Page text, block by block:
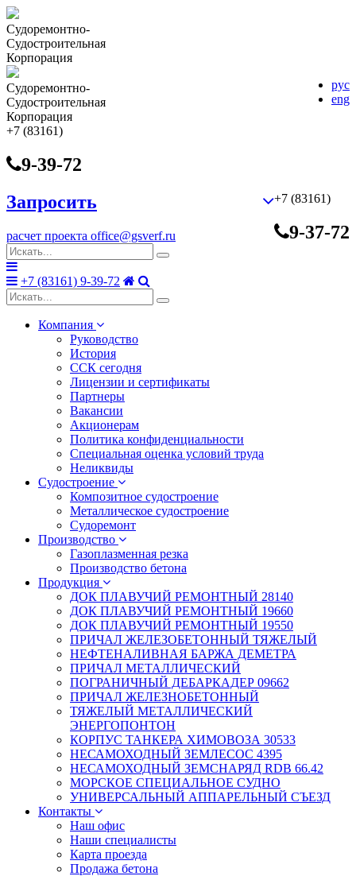
Судоремонтно-
Cудостроительная
Корпорация
рус
eng
Судоремонтно-
Cудостроительная
Корпорация
+7 (83161)
9-39-72
+7 (83161)
9-37-72
Запросить
расчет проекта office@gsverf.ru
+7 (83161) 9-39-72
Компания
Руководство
История
ССК сегодня
Лицензии и сертификаты
Партнеры
Вакансии
Акционерам
Политика конфиденциальности
Специальная оценка условий труда
Неликвиды
Судостроение
Композитное судостроение
Металлическое судостроение
Судоремонт
Производство
Газоплазменная резка
Производство бетона
Продукция
ДОК ПЛАВУЧИЙ РЕМОНТНЫЙ 28140
ДОК ПЛАВУЧИЙ РЕМОНТНЫЙ 19660
ДОК ПЛАВУЧИЙ РЕМОНТНЫЙ 19550
ПРИЧАЛ ЖЕЛЕЗОБЕТОННЫЙ ТЯЖЕЛЫЙ
НЕФТЕНАЛИВНАЯ БАРЖА ДЕМЕТРА
ПРИЧАЛ МЕТАЛЛИЧЕСКИЙ
ПОГРАНИЧНЫЙ ДЕБАРКАДЕР 09662
ПРИЧАЛ ЖЕЛЕЗНОБЕТОННЫЙ
ТЯЖЕЛЫЙ МЕТАЛЛИЧЕСКИЙ
ЭНЕРГОПОНТОН
КОРПУС ТАНКЕРА ХИМОВОЗА 30533
НЕСАМОХОДНЫЙ ЗЕМЛЕСОС 4395
НЕСАМОХОДНЫЙ ЗЕМСНАРЯД RDB 66.42
МОРСКОЕ СПЕЦИАЛЬНОЕ СУДНО
УНИВЕРСАЛЬНЫЙ АППАРЕЛЬНЫЙ СЪЕЗД
Контакты
Наш офис
Наши специалисты
Карта проезда
Продажа бетона